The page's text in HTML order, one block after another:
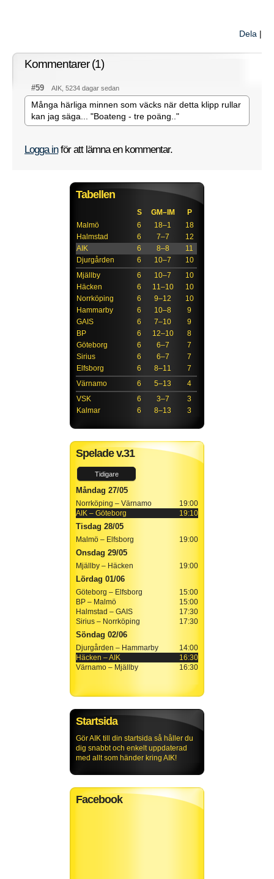
Dela |
Kommentarer (1)
#59 AIK, 5234 dagar sedan
Många härliga minnen som väcks när detta klipp rullar
kan jag säga... "Boateng - tre poäng.."
Logga inför att lämna en kommentar.
Tabellen
S GM–IM
P
Malmö
6 18–1
18
Halmstad
6 7–7
12
AIK
6 8–8
11
Djurgården
6 10–7
10
Mjällby
6 10–7
10
Häcken
6 11–10
10
Norrköping
6 9–12
10
Hammarby
6 10–8
9
GAIS
6 7–10
9
BP
6 12–10
8
Göteborg
6 6–7
7
Sirius
6 6–7
7
Elfsborg
6 8–11
7
Värnamo
6 5–13
4
VSK
6 3–7
3
Kalmar
6 8–13 3
Spelade v.31
Tidigare
Måndag 27/05
19:00
Norrköping – Värnamo
19:10
AIK – Göteborg
Tisdag 28/05
19:00
Malmö – Elfsborg
Onsdag 29/05
19:00
Mjällby – Häcken
Lördag 01/06
15:00
Göteborg – Elfsborg
15:00
BP – Malmö
17:30
Halmstad – GAIS
17:30
Sirius – Norrköping
Söndag 02/06
14:00
Djurgården – Hammarby
16:30
Häcken – AIK
16:30
Värnamo – Mjällby
Startsida
Gör AIK till din startsida så håller du
dig snabbt och enkelt uppdaterad
med allt som händer kring AIK!
Facebook